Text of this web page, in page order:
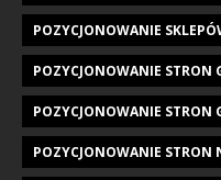
POZYCJONOWANIE
POZYCJONOWANIE STRON
POZYCJONOWANIE STRON
POZYCJONOWANIE STRON